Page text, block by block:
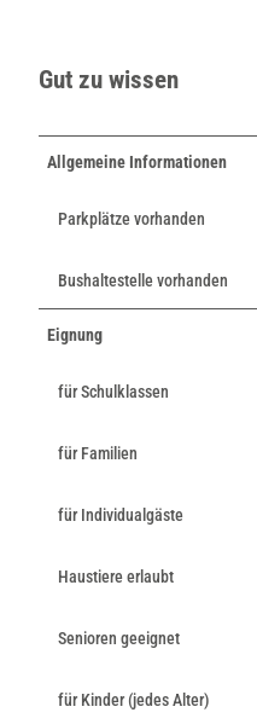
Gut zu wissen
Allgemeine Informationen
Parkplätze vorhanden
Bushaltestelle vorhanden
Eignung
für Schulklassen
für Familien
für Individualgäste
Haustiere erlaubt
Senioren geeignet
für Kinder (jedes Alter)